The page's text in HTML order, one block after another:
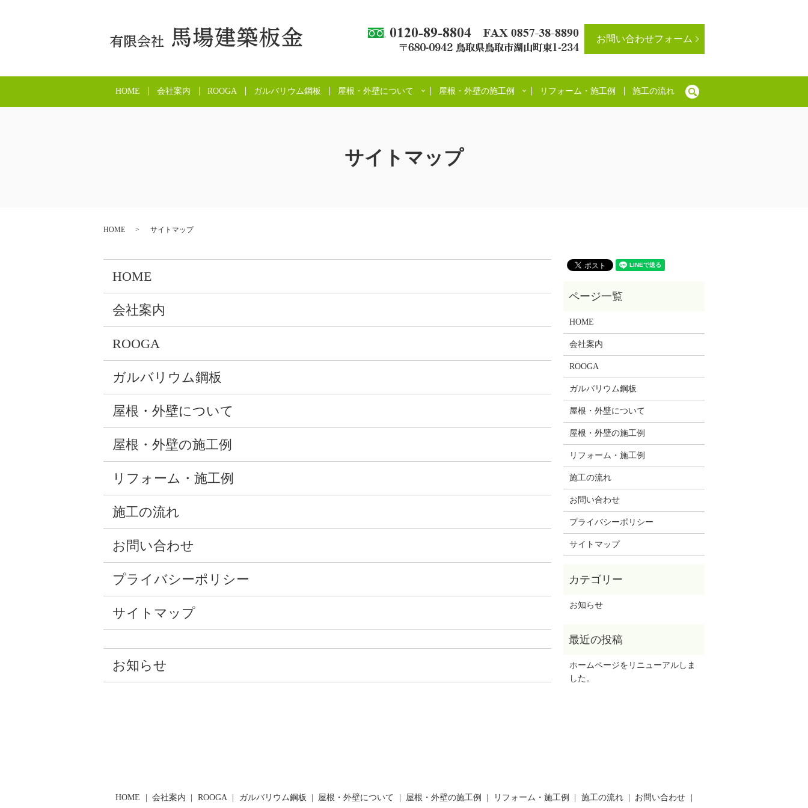
HOME 会社案内 ROOGA ガルバリウム鋼板 屋根・外壁について 屋根・外壁の施工例 リフォーム・施工例 施工の流れ search
お問い合わせフォーム
サイトマップ
HOME サイトマップ
HOME
会社案内
ROOGA
ガルバリウム鋼板
屋根・外壁について
屋根・外壁の施工例
リフォーム・施工例
施工の流れ
お問い合わせ
プライバシーポリシー
サイトマップ
お知らせ
HOME
会社案内
ROOGA
ガルバリウム鋼板
屋根・外壁について
屋根・外壁の施工例
リフォーム・施工例
施工の流れ
お問い合わせ
プライバシーポリシー
サイトマップ
お知らせ
ホームページをリニューアルしま
した。
HOME 会社案内 ROOGA ガルバリウム鋼板 屋根・外壁について 屋根・外壁の施工例 リフォーム・施工例 施工の流れ お問い合わせ